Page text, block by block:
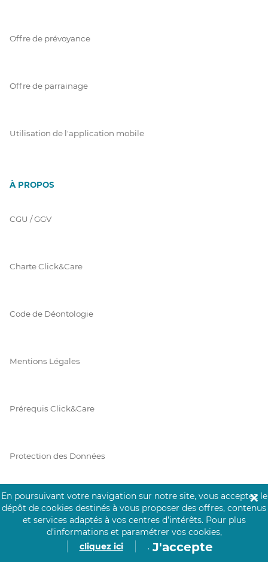
Offre de prévoyance
Offre de parrainage
Utilisation de l'application mobile
À PROPOS
CGU / GGV
Charte Click&Care
Code de Déontologie
Mentions Légales
Prérequis Click&Care
Protection des Données
Vie Privée
En poursuivant votre navigation sur notre site, vous acceptez le
dépôt de cookies destinés à vous proposer des offres, contenus
et services adaptés à vos centres d’intérêts. Pour plus
d’informations et paramétrer vos cookies,
cliquez ici
. J'accepte
✕